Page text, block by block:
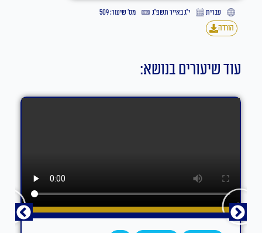
עברית י״ג באייר תשפ״ג
מס' שיעור: 509
הורדה
עוד שיעורים בנושא: